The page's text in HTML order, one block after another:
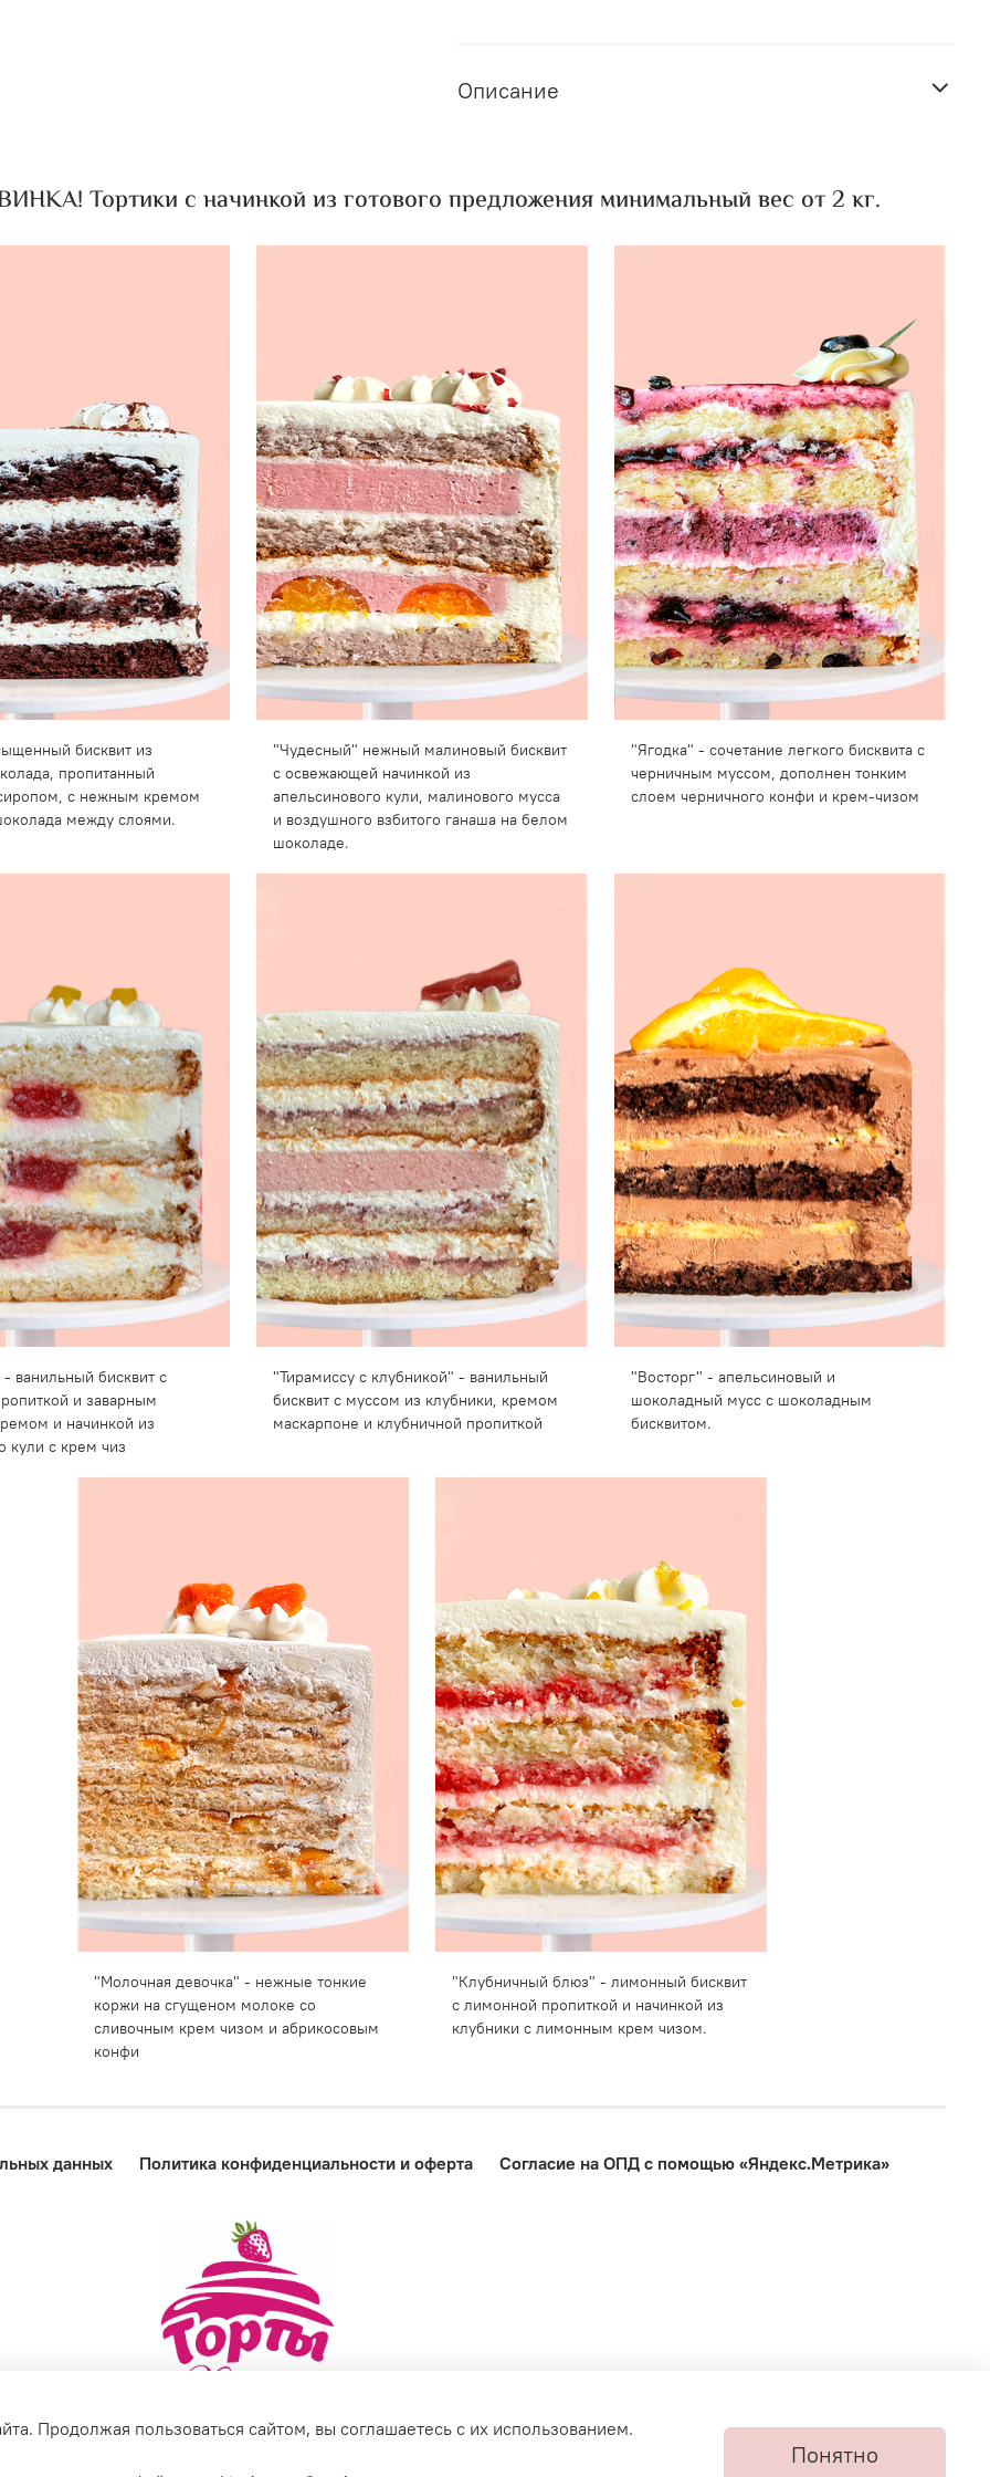
Описание
Тортики с начинкой из готового предложения минимальный вес от 2 кг.
бисквит из
пропитанный
с нежным кремом
между слоями.
"Чудесный" нежный малиновый бисквит
с освежающей начинкой из
апельсинового кули, малинового мусса
и воздушного взбитого ганаша на белом
шоколаде.
"Ягодка" - сочетание легкого бисквита с
черничным муссом, дополнен тонким
слоем черничного конфи и крем-чизом
ванильный бисквит с
и заварным
и начинкой из
кули с крем чиз
"Тирамиссу с клубникой" - ванильный
бисквит с муссом из клубники, кремом
маскарпоне и клубничной пропиткой
"Восторг" - апельсиновый и
шоколадный мусс с шоколадным
бисквитом.
"Молочная девочка" - нежные тонкие
коржи на сгущеном молоке со
сливочным крем чизом и абрикосовым
конфи
"Клубничный блюз" - лимонный бисквит
с лимонной пропиткой и начинкой из
клубники с лимонным крем чизом.
данных Политика конфиденциальности и оферта Согласие на ОПД с помощью «Яндекс.Метрика»
Продолжая пользоваться сайтом, вы соглашаетесь с их использованием.
Понятно